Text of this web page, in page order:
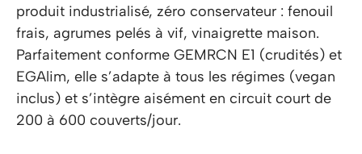
produit industrialisé, zéro conservateur : fenouil
frais, agrumes pelés à vif, vinaigrette maison.
Parfaitement conforme GEMRCN E1 (crudités) et
EGAlim, elle s’adapte à tous les régimes (vegan
inclus) et s’intègre aisément en circuit court de
200 à 600 couverts/jour.